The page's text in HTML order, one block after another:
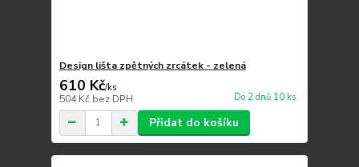
Design lišta zpětných zrcátek - zelená
610 Kč/ks
504 Kč bez DPH Do 2 dnů 10 ks
Přidat do košíku